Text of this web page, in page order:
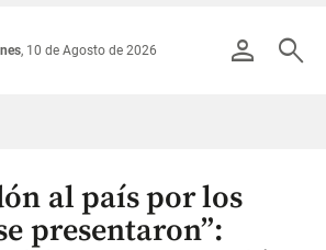
person search
, 10 de Agosto de 2026
al país por los
presentaron”: